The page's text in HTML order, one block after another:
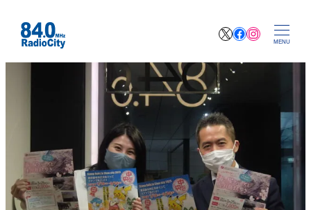
XFacebook
MENU